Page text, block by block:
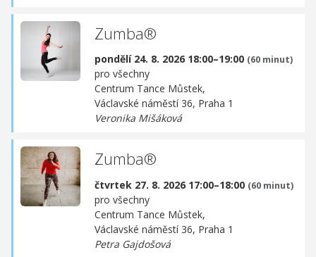
Zumba®
pondělí 24. 8. 2026 18:00–19:00 (60 minut)
pro všechny
Centrum Tance Můstek,
Václavské náměstí 36, Praha 1
Veronika Mišáková
Zumba®
čtvrtek 27. 8. 2026 17:00–18:00 (60 minut)
pro všechny
Centrum Tance Můstek,
Václavské náměstí 36, Praha 1
Petra Gajdošová